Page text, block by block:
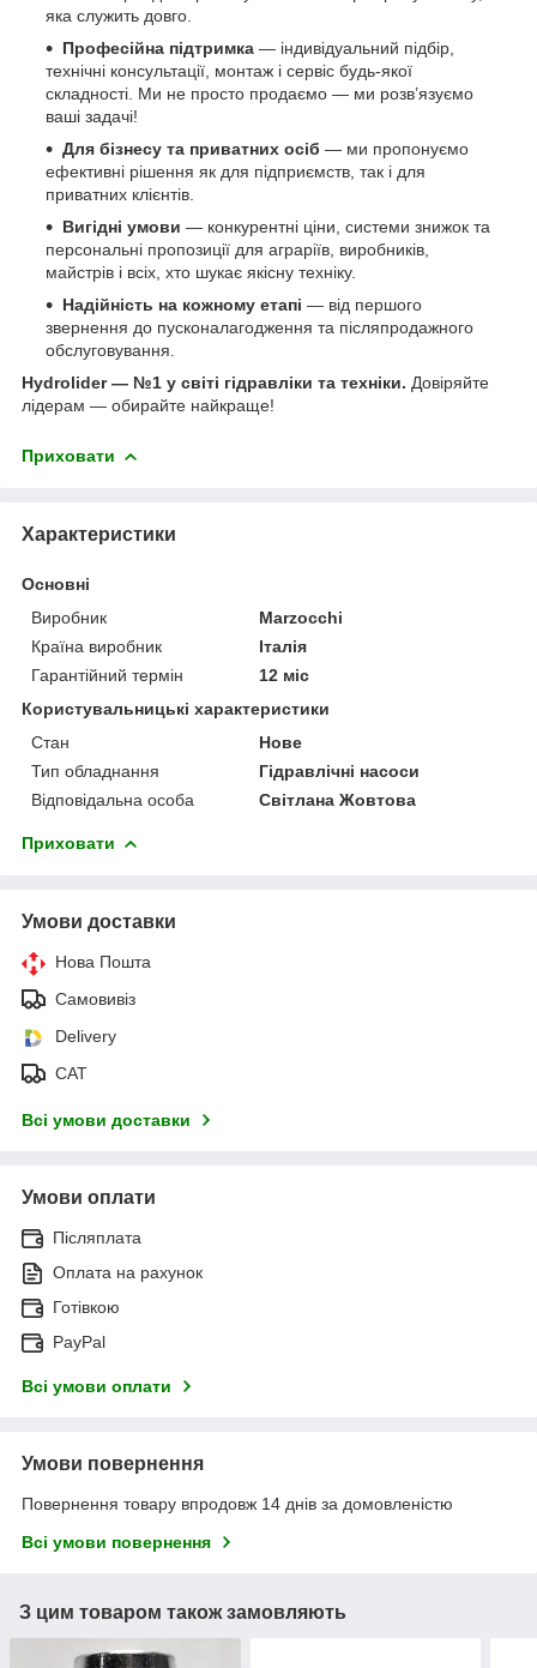
яка служить довго.
Професійна підтримка — індивідуальний підбір,
технічні консультації, монтаж і сервіс будь-якої
складності. Ми не просто продаємо — ми розв’язуємо
ваші задачі!
Для бізнесу та приватних осіб — ми пропонуємо
ефективні рішення як для підприємств, так і для
приватних клієнтів.
Вигідні умови — конкурентні ціни, системи знижок та
персональні пропозиції для аграріїв, виробників,
майстрів і всіх, хто шукає якісну техніку.
Надійність на кожному етапі — від першого
звернення до пусконалагодження та післяпродажного
обслуговування.
Hydrolider — №1 у світі гідравліки та техніки. Довіряйте
лідерам — обирайте найкраще!
Приховати
Характеристики
Основні
Виробник
Marzocchi
Країна виробник
Італія
Гарантійний термін
12 міс
Користувальницькі характеристики
Стан
Нове
Тип обладнання
Гідравлічні насоси
Відповідальна особа
Світлана Жовтова
Приховати
Умови доставки
Нова Пошта
Самовивіз
Delivery
САТ
Всі умови доставки
Умови оплати
Післяплата
Оплата на рахунок
Готівкою
PayPal
Всі умови оплати
Умови повернення
Повернення товару впродовж 14 днів за домовленістю
Всі умови повернення
З цим товаром також замовляють